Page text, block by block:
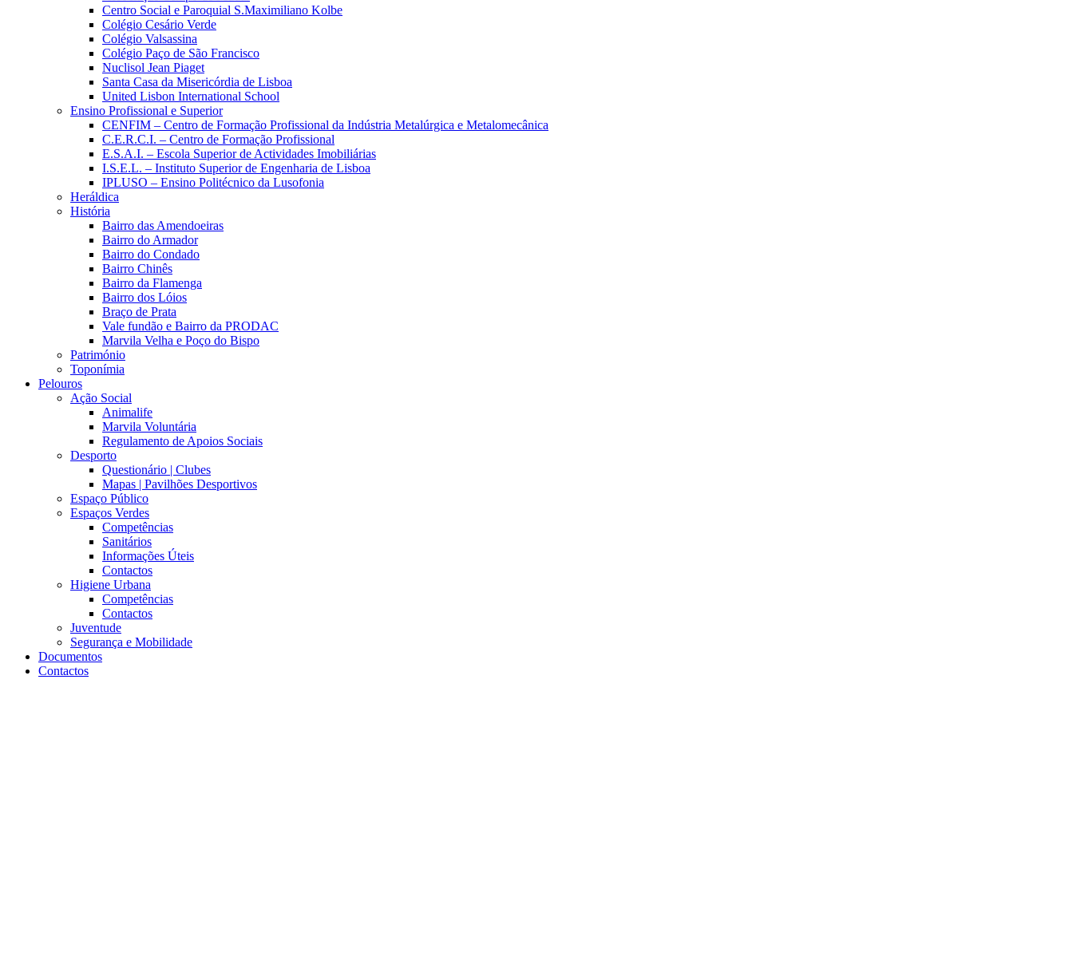
Centro Social e Paroquial S.Maximiliano Kolbe
Colégio Cesário Verde
Colégio Valsassina
Colégio Paço de São Francisco
Nuclisol Jean Piaget
Santa Casa da Misericórdia de Lisboa
United Lisbon International School
Ensino Profissional e Superior
CENFIM – Centro de Formação Profissional da Indústria Metalúrgica e Metalomecânica
C.E.R.C.I. – Centro de Formação Profissional
E.S.A.I. – Escola Superior de Actividades Imobiliárias
I.S.E.L. – Instituto Superior de Engenharia de Lisboa
IPLUSO – Ensino Politécnico da Lusofonia
Heráldica
História
Bairro das Amendoeiras
Bairro do Armador
Bairro do Condado
Bairro Chinês
Bairro da Flamenga
Bairro dos Lóios
Braço de Prata
Vale fundão e Bairro da PRODAC
Marvila Velha e Poço do Bispo
Património
Toponímia
Pelouros
Ação Social
Animalife
Marvila Voluntária
Regulamento de Apoios Sociais
Desporto
Questionário | Clubes
Mapas | Pavilhões Desportivos
Espaço Público
Espaços Verdes
Competências
Sanitários
Informações Úteis
Contactos
Higiene Urbana
Competências
Contactos
Juventude
Segurança e Mobilidade
Documentos
Contactos